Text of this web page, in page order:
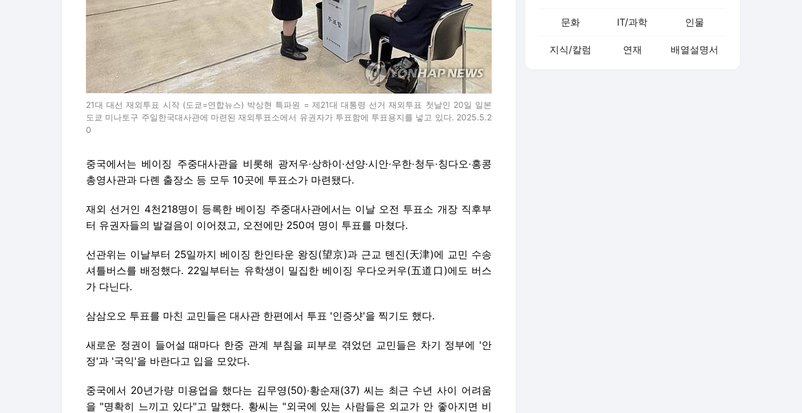
21대 대선 재외투표 시작 (도쿄=연합뉴스) 박상현 특파원 = 제21대 대통령 선거 재외투표 첫날인 20일 일본
도쿄 미나토구 주일한국대사관에 마련된 재외투표소에서 유권자가 투표함에 투표용지를 넣고 있다. 2025.5.2
0
중국에서는 베이징 주중대사관을 비롯해 광저우·상하이·선양·시안·우한·청두·칭다오·홍콩
총영사관과 다롄 출장소 등 모두 10곳에 투표소가 마련됐다.
재외 선거인 4천218명이 등록한 베이징 주중대사관에서는 이날 오전 투표소 개장 직후부
터 유권자들의 발걸음이 이어졌고, 오전에만 250여 명이 투표를 마쳤다.
선관위는 이날부터 25일까지 베이징 한인타운 왕징(望京)과 근교 톈진(天津)에 교민 수송
셔틀버스를 배정했다. 22일부터는 유학생이 밀집한 베이징 우다오커우(五道口)에도 버스
가 다닌다.
삼삼오오 투표를 마친 교민들은 대사관 한편에서 투표 '인증샷'을 찍기도 했다.
새로운 정권이 들어설 때마다 한중 관계 부침을 피부로 겪었던 교민들은 차기 정부에 '안
정'과 '국익'을 바란다고 입을 모았다.
중국에서 20년가량 미용업을 했다는 김무영(50)·황순재(37) 씨는 최근 수년 사이 어려움
을 "명확히 느끼고 있다"고 말했다. 황씨는 "외국에 있는 사람들은 외교가 안 좋아지면 비
문화 IT/과학 인물
지식/칼럼 연재 배열설명서